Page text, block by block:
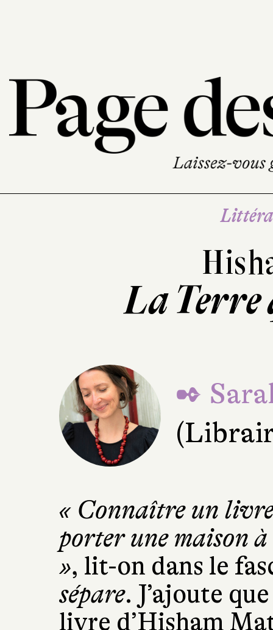
La Terre
✒
« Connaître un
porter une maison
», lit-on dans le
sépare. J’ajoute
livre d’Hisham